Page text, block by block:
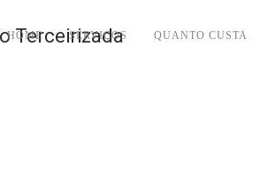
HOME SERVIÇOS QUANTO CUSTA